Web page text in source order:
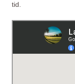
tid.